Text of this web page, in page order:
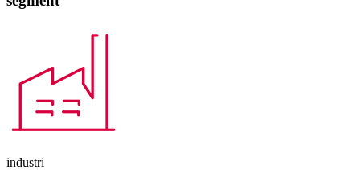
industri